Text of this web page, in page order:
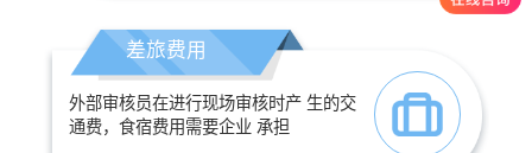
差旅费用
外部审核员在进行现场审核时产 生的交
通费，食宿费用需要企业 承担